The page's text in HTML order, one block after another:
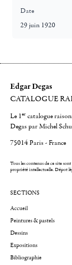
Date
29 juin 1920
Edgar Degas
CATALOGUE
Le 1er catalogue
Degas par Michel
75014 Paris - France
Tous les contenus de ce site
propriété intellectuelle.Dépot
SECTIONS
Accueil
Peintures & pastels
Dessins
Expositions
Bibliographie